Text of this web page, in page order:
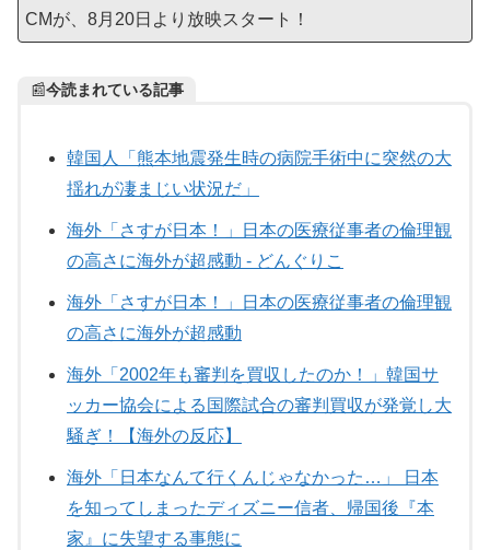
CMが、8月20日より放映スタート！
📰今読まれている記事
韓国人「熊本地震発生時の病院手術中に突然の大
揺れが凄まじい状況だ」
海外「さすが日本！」日本の医療従事者の倫理観
の高さに海外が超感動 - どんぐりこ
海外「さすが日本！」日本の医療従事者の倫理観
の高さに海外が超感動
海外「2002年も審判を買収したのか！」韓国サ
ッカー協会による国際試合の審判買収が発覚し大
騒ぎ！【海外の反応】
海外「日本なんて行くんじゃなかった…」 日本
を知ってしまったディズニー信者、帰国後『本
家』に失望する事態に